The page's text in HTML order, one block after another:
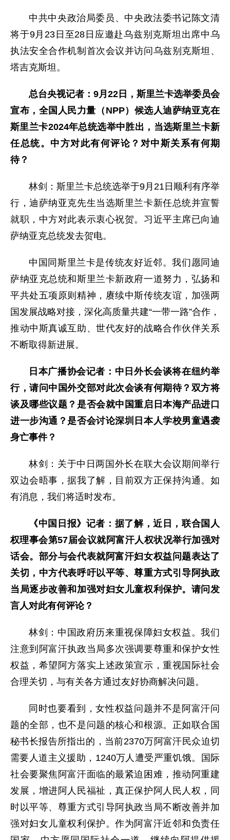
中共中央政治局委员、中央政法委书记陈文清
将于9月23日至28日应邀赴乌兹别克斯坦出席中乌
执法安全合作机制首次会议并访问乌兹别克斯坦、
塔吉克斯坦。
总台央视记者：9月22日，斯里兰卡选举委员会
宣布，全国人民力量（NPP）候选人迪萨纳亚克在
斯里兰卡2024年总统选举中胜出，当选斯里兰卡新
任总统。中方对此有何评论？对中斯关系有何期
待？
林剑：斯里兰卡总统选举于9月21日顺利有序举
行，迪萨纳亚克先生当选斯里兰卡新任总统并宣誓
就职，中方对此表示衷心祝贺。习近平主席已向迪
萨纳亚克总统发去贺电。
中国同斯里兰卡是传统友好近邻。我们愿同迪
萨纳亚克总统和斯里兰卡新政府一道努力，弘扬和
平共处五项原则精神，赓续中斯传统友谊，加强两
国发展战略对接，深化高质量共建“一带一路”合作，
推动中斯真诚互助、世代友好的战略合作伙伴关系
不断取得新进展。
日本广播协会记者：中日外长会谈将在纽约举
行，请问中国外交部对此次会谈有何期待？双方将
谈及哪些议题？是否会就中国重启日本海产品进口
进一步沟通？是否会讨论深圳日本人学校男童遇袭
身亡事件？
林剑：关于中日两国外长在联大会议期间举行
双边会晤事，据我了解，目前双方正保持沟通。如
有消息，我们将适时发布。
《中国日报》记者：据了解，近日，联合国人
权理事会第57届会议就阿富汗人权状况举行加强对
话会。部分与会代表就阿富汗妇女权益问题表达了
关切，中方代表呼吁以平等、尊重方式引导阿执政
当局逐步改善和加强对妇女儿童权利保护。请问发
言人对此有何评论？
林剑：中国政府历来重视保障妇女权益。我们
注意到阿富汗执政当局多次强调要尊重和保护女性
权益，希望阿方落实上述政策宣示，重视国际社会
合理关切，与有关各方通过友好协商解决问题。
同时也要看到，女性权益问题并不是阿富汗问
题的全部，也不是问题的核心和根源。正如联合国
秘书长报告所指出的，当前2370万阿富汗民众迫切
需要人道主义援助，1240万人遭受严重饥饿。国际
社会要聚焦阿富汗面临的最紧迫困难，推动阿重建
发展，增进阿人民福祉，真正保护阿人民人权，同
时以平等、尊重方式引导阿执政当局不断改善并加
强对妇女儿童权利保护。作为阿富汗近邻和负责任